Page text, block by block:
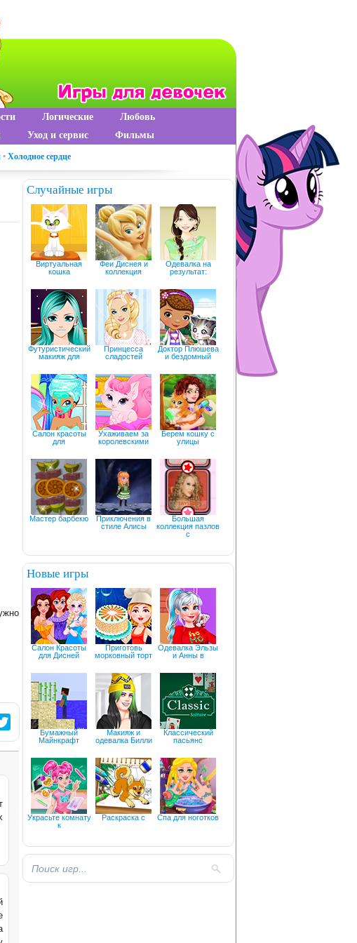
Логические
Любовь
Уход и сервис Фильмы
• Холодное сердце
Случайные игры
Виртуальная
кошка
Феи Диснея и
коллекция
Одевалка на
результат:
Футуристический
макияж для
Принцесса
сладостей
Доктор Плюшева
и бездомный
Салон красоты
для
Ухаживаем за
королевскими
Берем кошку с
улицы
Мастер барбекю
Приключения в
стиле Алисы
Большая
коллекция пазлов
с
Новые игры
Салон Красоты
для Дисней
Приготовь
морковный торт
Одевалка Эльзы
и Анны в
Бумажный
Майнкрафт
Макияж и
одевалка Билли
Классический
пасьянс
Украсьте комнату
к
Раскраска с Спа для ноготков